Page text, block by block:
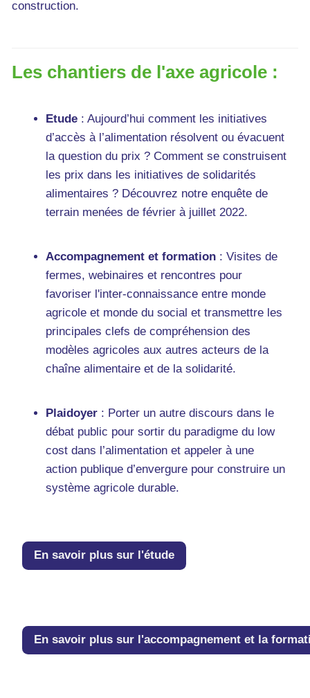
construction.
Les chantiers de l'axe agricole :
Etude : Aujourd’hui comment les initiatives
d’accès à l’alimentation résolvent ou évacuent
la question du prix ? Comment se construisent
les prix dans les initiatives de solidarités
alimentaires ? Découvrez notre enquête de
terrain menées de février à juillet 2022.
Accompagnement et formation : Visites de
fermes, webinaires et rencontres pour
favoriser l'inter-connaissance entre monde
agricole et monde du social et transmettre les
principales clefs de compréhension des
modèles agricoles aux autres acteurs de la
chaîne alimentaire et de la solidarité.
Plaidoyer : Porter un autre discours dans le
débat public pour sortir du paradigme du low
cost dans l’alimentation et appeler à une
action publique d’envergure pour construire un
système agricole durable.
En savoir plus sur l'étude
En savoir plus sur l'accompagnement et la